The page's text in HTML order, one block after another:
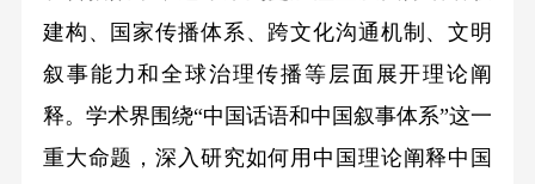
建构、国家传播体系、跨文化沟通机制、文明
叙事能力和全球治理传播等层面展开理论阐
释。学术界围绕“中国话语和中国叙事体系”这一
重大命题，深入研究如何用中国理论阐释中国